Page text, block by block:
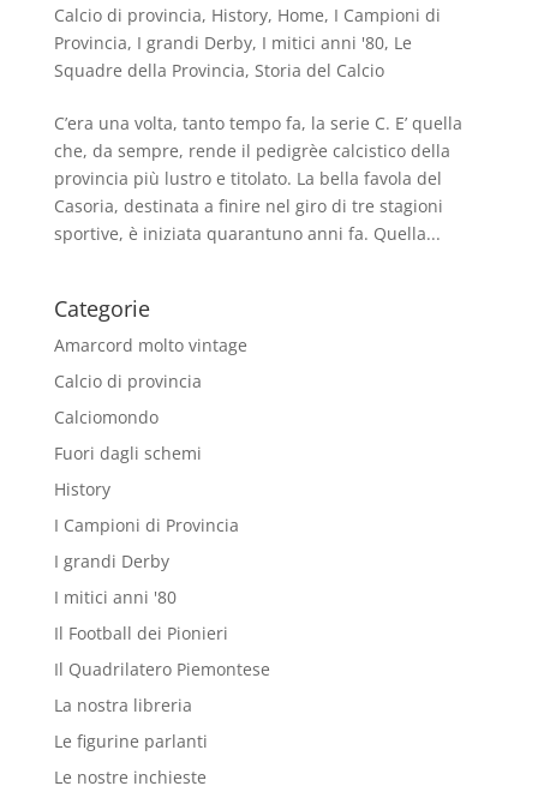
Calcio di provincia, History, Home, I Campioni di
Provincia, I grandi Derby, I mitici anni '80, Le
Squadre della Provincia, Storia del Calcio
C’era una volta, tanto tempo fa, la serie C. E’ quella
che, da sempre, rende il pedigrèe calcistico della
provincia più lustro e titolato. La bella favola del
Casoria, destinata a finire nel giro di tre stagioni
sportive, è iniziata quarantuno anni fa. Quella...
Categorie
Amarcord molto vintage
Calcio di provincia
Calciomondo
Fuori dagli schemi
History
I Campioni di Provincia
I grandi Derby
I mitici anni '80
Il Football dei Pionieri
Il Quadrilatero Piemontese
La nostra libreria
Le figurine parlanti
Le nostre inchieste